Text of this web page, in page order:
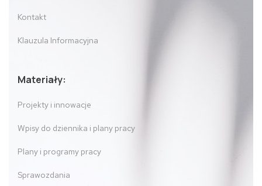
Kontakt
Klauzula Informacyjna
Materiały:
Projekty i innowacje
Wpisy do dziennika i plany pracy
Plany i programy pracy
Sprawozdania